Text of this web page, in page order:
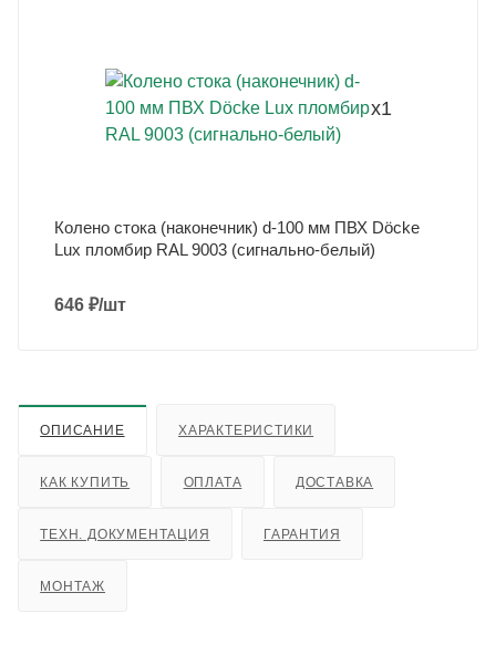
x1
Колено стока (наконечник) d-100 мм ПВХ Döcke
Lux пломбир RAL 9003 (сигнально-белый)
646 ₽/шт
ОПИСАНИЕ ХАРАКТЕРИСТИКИ
КАК КУПИТЬ ОПЛАТА ДОСТАВКА
ТЕХН. ДОКУМЕНТАЦИЯ ГАРАНТИЯ
МОНТАЖ